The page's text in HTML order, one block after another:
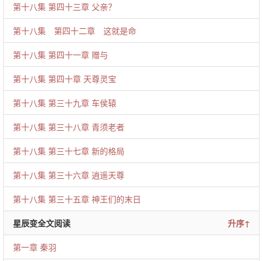
第十八集 第四十三章 父亲？
第十八集 第四十二章 这就是命
第十八集 第四十一章 赠与
第十八集 第四十章 天尊灵宝
第十八集 第三十九章 车侯辕
第十八集 第三十八章 青须老者
第十八集 第三十七章 新的格局
第十八集 第三十六章 逍遥天尊
第十八集 第三十五章 神王们的末日
星辰变全文阅读 升序↑
第一章 秦羽